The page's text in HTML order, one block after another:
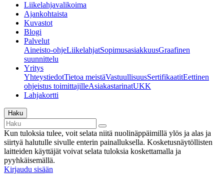
Liikelahjavalikoima
Ajankohtaista
Kuvastot
Blogi
Palvelut
Aineisto-ohjeLiikelahjatSopimusasiakkuusGraafinen
suunnittelu
Yritys
YhteystiedotTietoa meistäVastuullisuusSertifikaatitEettinen
ohjeistus toimittajilleAsiakastarinatUKK
Lahjakortti
Haku
Kun tuloksia tulee, voit selata niitä nuolinäppäimillä ylös ja alas ja
siirtyä halutulle sivulle enterin painalluksella. Kosketusnäytöllisten
laitteiden käyttäjät voivat selata tuloksia koskettamalla ja
pyyhkäisemällä.
Kirjaudu sisään